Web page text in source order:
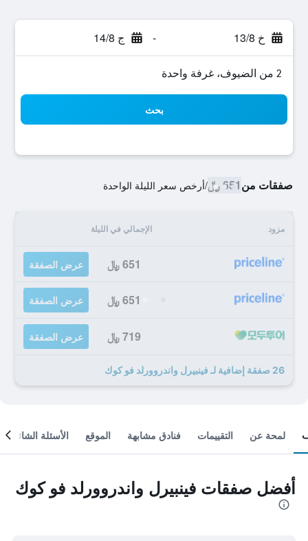
خ 13/8 - ج 14/8
2 من الضيوف، غرفة واحدة
بحث
صفقات من651 ﷼ /أرخص سعر الليلة الواحدة
مزود الإجمالي في الليلة
651 ﷼ عرض الصفقة
651 ﷼ عرض الصفقة
719 ﷼ عرض الصفقة
26 صفقة إضافية لـ فينبيرل واندروورلد فو كوك
لمحة عن التقييمات فنادق مشابهة الموقع الأسئلة الشائعة
أفضل صفقات فينبيرل واندروورلد فو كوك